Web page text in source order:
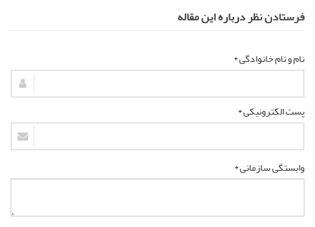
فرستادن نظر درباره این مقاله
نام و نام خانوادگی *
پست الکترونیکی *
وابستگی سازمانی *